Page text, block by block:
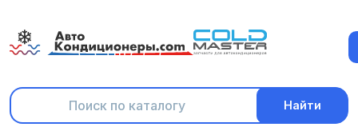
Найти